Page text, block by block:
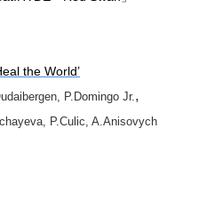
the World’
P.Domingo Jr.,
P.Culic, A.Anisovych